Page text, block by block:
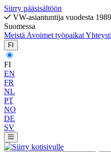
Siirry pääsisältöön
VW-asiantuntija vuodesta 1989
Suomessa
Meistä Avoimet työpaikat
FI
FI
EN
FR
NL
PT
NO
DE
SV